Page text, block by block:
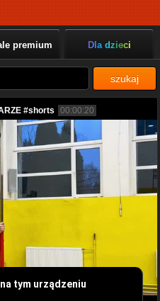
premium Dla dzieci
szukaj
#shorts 00:00:20
tym urządzeniu